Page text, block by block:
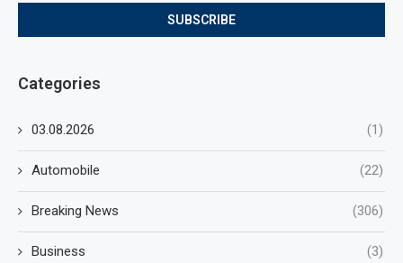
Categories
03.08.2026 (1)
Automobile (22)
Breaking News (306)
Business (3)